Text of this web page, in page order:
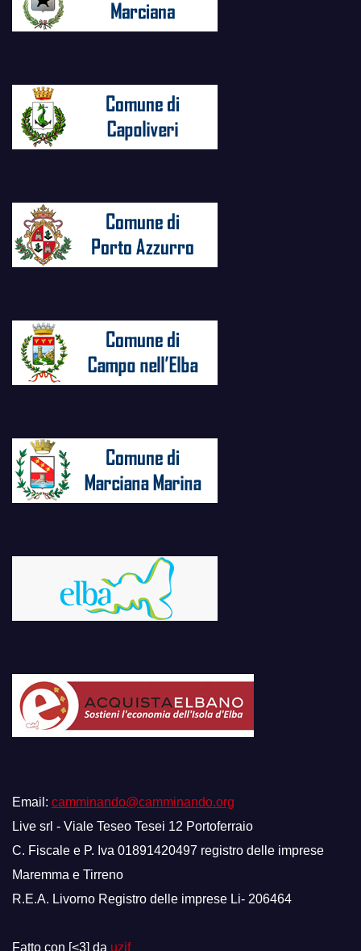
Email: camminando@camminando.org
Live srl - Viale Teseo Tesei 12 Portoferraio
C. Fiscale e P. Iva 01891420497 registro delle imprese
Maremma e Tirreno
R.E.A. Livorno Registro delle imprese Li- 206464
Fatto con [<3] da uzif